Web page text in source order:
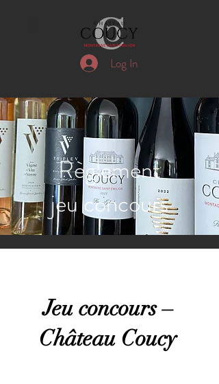
Log In
Règlement
jeu concours
Jeu concours –
Château Coucy